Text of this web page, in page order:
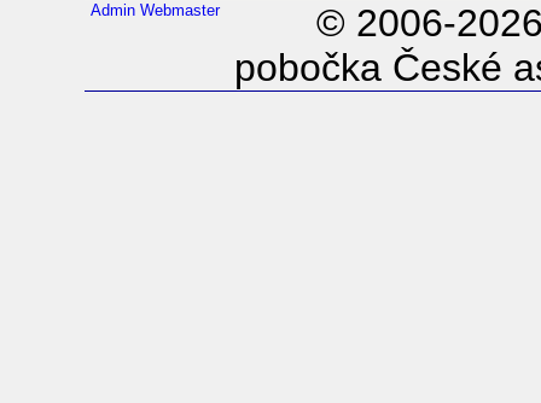
Admin Webmaster
© 2006-
pobočka České